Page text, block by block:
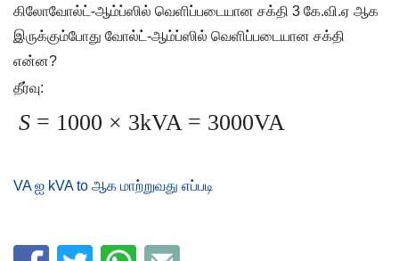
கிலோவோல்ட்-ஆம்ப்ஸில் வெளிப்படையான சக்தி 3 கே.வி.ஏ ஆக
இருக்கும்போது வோல்ட்-ஆம்ப்ஸில் வெளிப்படையான சக்தி
என்ன?
தீர்வு:
S = 1000 × 3kVA = 3000VA
VA ஐ kVA to ஆக மாற்றுவது எப்படி